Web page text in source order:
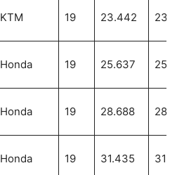
KTM 19 23.442
Honda 19 25.637
Honda 19 28.688
Honda 19 31.435